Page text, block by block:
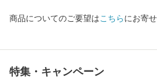
商品についてのご要望はこちらにお寄
特集・キャンペーン